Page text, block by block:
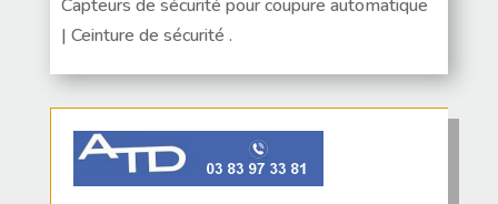
Capteurs de sécurité pour coupure automatique
| Ceinture de sécurité .